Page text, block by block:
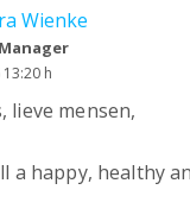
Wienke
h
lieve mensen,
a happy, healthy